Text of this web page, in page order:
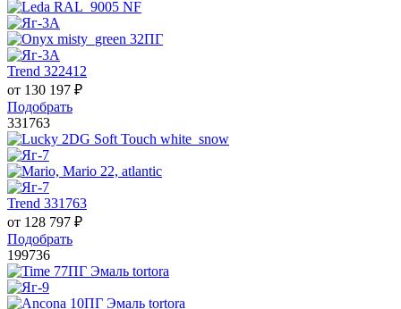
Trend 322412
от 130 197 ₽
Подобрать
331763
Trend 331763
от 128 797 ₽
Подобрать
199736